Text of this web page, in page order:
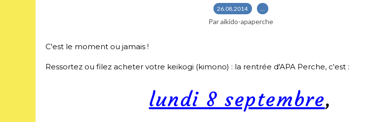
26.08.2014 …
Par aikido-apaperche
C'est le moment ou jamais !
Ressortez ou filez acheter votre keikogi (kimono) : la rentrée d'APA Perche, c'est :
lundi 8 septembre,